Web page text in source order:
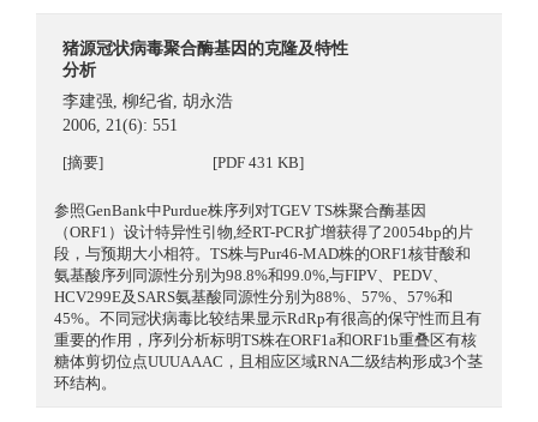
猪源冠状病毒聚合酶基因的克隆及特性
分析
李建强,柳纪省,胡永浩
2006, 21(6): 551
[摘要] [PDF 431 KB]
参照GenBank中Purdue株序列对TGEV TS株聚合酶基因
（ORF1）设计特异性引物,经RT-PCR扩增获得了20054bp的片
段，与预期大小相符。TS株与Pur46-MAD株的ORF1核苷酸和
氨基酸序列同源性分别为98.8%和99.0%,与FIPV、PEDV、
HCV299E及SARS氨基酸同源性分别为88%、57%、57%和
45%。不同冠状病毒比较结果显示RdRp有很高的保守性而且有
重要的作用，序列分析标明TS株在ORF1a和ORF1b重叠区有核
糖体剪切位点UUUAAAC，且相应区域RNA二级结构形成3个茎
环结构。